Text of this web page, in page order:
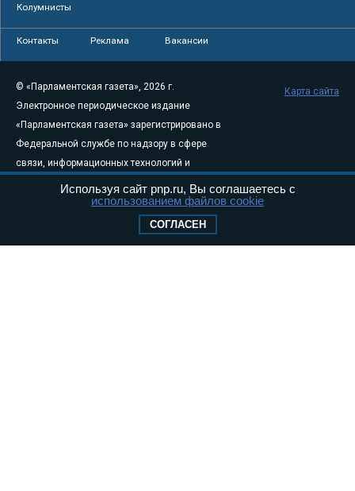
Колумнисты
Контакты Реклама Вакансии
© «Парламентская газета», 2026 г.
Электронное периодическое издание
«Парламентская газета» зарегистрировано в
Федеральной службе по надзору в сфере
связи, информационных технологий и
массовых коммуникаций (Роскомнадзор) 05
августа 2011 года. 18+
Свидетельство о регистрации Эл № ФС77-
Карта сайта
Используя сайт pnp.ru, Вы соглашаетесь с
использованием файлов cookie
СОГЛАСЕН